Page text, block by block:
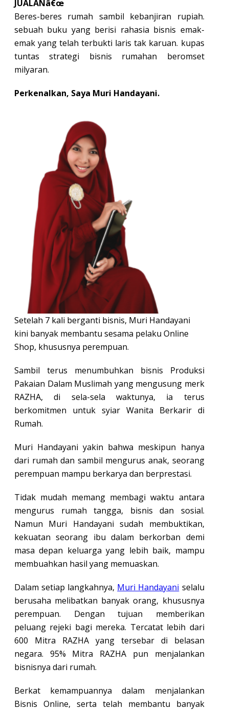
JUALANâ€œ
Beres-beres rumah sambil kebanjiran rupiah.
sebuah buku yang berisi rahasia bisnis emak-
emak yang telah terbukti laris tak karuan. kupas
tuntas strategi bisnis rumahan beromset
milyaran.
Perkenalkan, Saya Muri Handayani.
Setelah 7 kali berganti bisnis, Muri Handayani
kini banyak membantu sesama pelaku Online
Shop, khususnya perempuan.
Sambil terus menumbuhkan bisnis Produksi
Pakaian Dalam Muslimah yang mengusung merk
RAZHA, di sela-sela waktunya, ia terus
berkomitmen untuk syiar Wanita Berkarir di
Rumah.
Muri Handayani yakin bahwa meskipun hanya
dari rumah dan sambil mengurus anak, seorang
perempuan mampu berkarya dan berprestasi.
Tidak mudah memang membagi waktu antara
mengurus rumah tangga, bisnis dan sosial.
Namun Muri Handayani sudah membuktikan,
kekuatan seorang ibu dalam berkorban demi
masa depan keluarga yang lebih baik, mampu
membuahkan hasil yang memuaskan.
Dalam setiap langkahnya, Muri Handayani selalu
berusaha melibatkan banyak orang, khususnya
perempuan. Dengan tujuan memberikan
peluang rejeki bagi mereka. Tercatat lebih dari
600 Mitra RAZHA yang tersebar di belasan
negara. 95% Mitra RAZHA pun menjalankan
bisnisnya dari rumah.
Berkat kemampuannya dalam menjalankan
Bisnis Online, serta telah membantu banyak